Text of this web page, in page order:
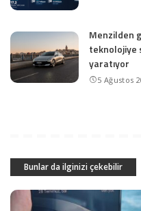
Menzilden
teknolojiye
yaratıyor
5 Ağustos
Bunlar da ilginizi çekebilir